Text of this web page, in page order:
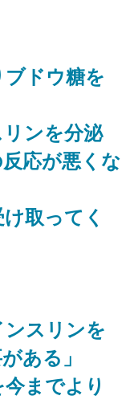
ドウ糖を
ンを分泌
応が悪くな
取ってく
スリンを
ある」
までより